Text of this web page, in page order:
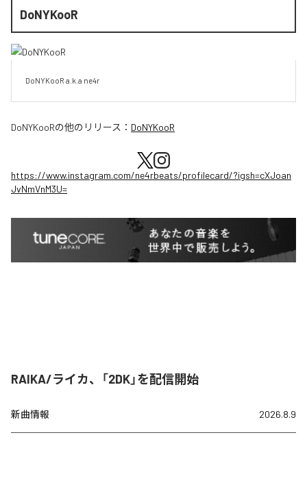
DoNYKooR
DoNYKooR a.k.a ne4r
DoNYKooRの他のリリース： DoNYKooR
https://www.instagram.com/ne4rbeats/profilecard/?igsh=cXJoan
JvNmVnM3U=
RAIKA/ライカ、「2DK」を配信開始
新曲情報 2026.8.9